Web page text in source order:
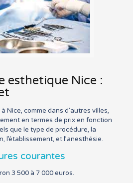
esthetique Nice :
Nice, comme dans d’autres villes,
en termes de prix en fonction
que le type de procédure, la
l’établissement, et l’anesthésie.
courantes
3 500 à 7 000 euros.